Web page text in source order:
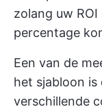
zolang uw
percentage
Een van de
het sjabloon is
verschillende